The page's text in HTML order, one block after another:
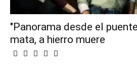
"Panorama desde el
mata, a hierro muere